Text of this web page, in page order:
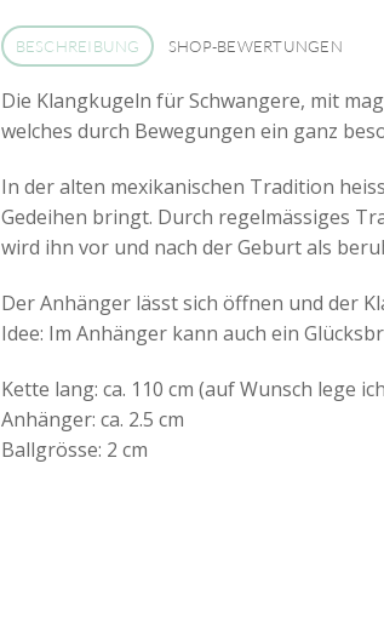
BESCHREIBUNG SHOP-BEWERTUNGEN
Die Klangkugeln für Schwangere, mit
welches durch Bewegungen ein ganz
In der alten mexikanischen Tradition
Gedeihen bringt. Durch regelmässiges
wird ihn vor und nach der Geburt als
Der Anhänger lässt sich öffnen und der
Idee: Im Anhänger kann auch ein
Kette lang: ca. 110 cm (auf Wunsch lege
Anhänger: ca. 2.5 cm
Ballgrösse: 2 cm